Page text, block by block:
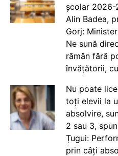
școlar 2026-
Alin Badea,
Gorj:
Ne sună
rămân fără
învățătorii,
Nu poate
toți elevii la
absolvire,
2 sau 3,
Țugui:
prin câți